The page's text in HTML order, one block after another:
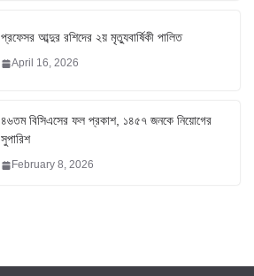
প্রফেসর আব্দুর রশিদের ২য় মৃত্যুবার্ষিকী পালিত
April 16, 2026
৪৬তম বিসিএসের ফল প্রকাশ, ১৪৫৭ জনকে নিয়োগের
সুপারিশ
February 8, 2026